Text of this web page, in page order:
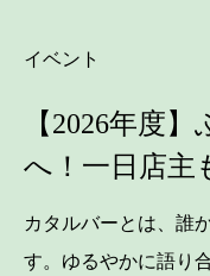
イベント
【2026年度
へ！一日店主
カタルバーとは、誰
す。ゆるやかに語り